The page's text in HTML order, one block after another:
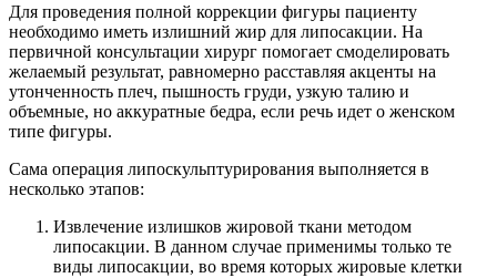
Для проведения полной коррекции фигуры пациенту
необходимо иметь излишний жир для липосакции. На
первичной консультации хирург помогает смоделировать
желаемый результат, равномерно расставляя акценты на
утонченность плеч, пышность груди, узкую талию и
объемные, но аккуратные бедра, если речь идет о женском
типе фигуры.
Сама операция липоскульптурирования выполняется в
несколько этапов:
Извлечение излишков жировой ткани методом
липосакции. В данном случае применимы только те
виды липосакции, во время которых жировые клетки